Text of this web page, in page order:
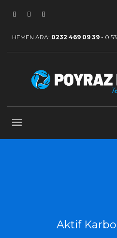
HEMEN ARA: 0232 469 09 39 - 0
Aktif